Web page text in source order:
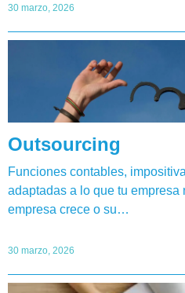
30 marzo, 2026
Outsourcing
Funciones contables,
adaptadas a lo que tu empresa
empresa crece o su…
30 marzo, 2026